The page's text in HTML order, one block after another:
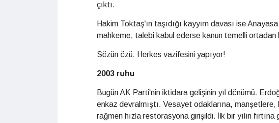
çıktı.
Hakim Toktaş'ın taşıdığı kayyım davası ise
mahkeme, talebi kabul ederse kanun temelli
Sözün özü. Herkes vazifesini yapıyor!
2003 ruhu
Bugün AK Parti'nin iktidara gelişinin yıl dönümü.
enkaz devralmıştı. Vesayet odaklarına, manşetlere,
rağmen hızla restorasyona girişildi. İlk bir yılın